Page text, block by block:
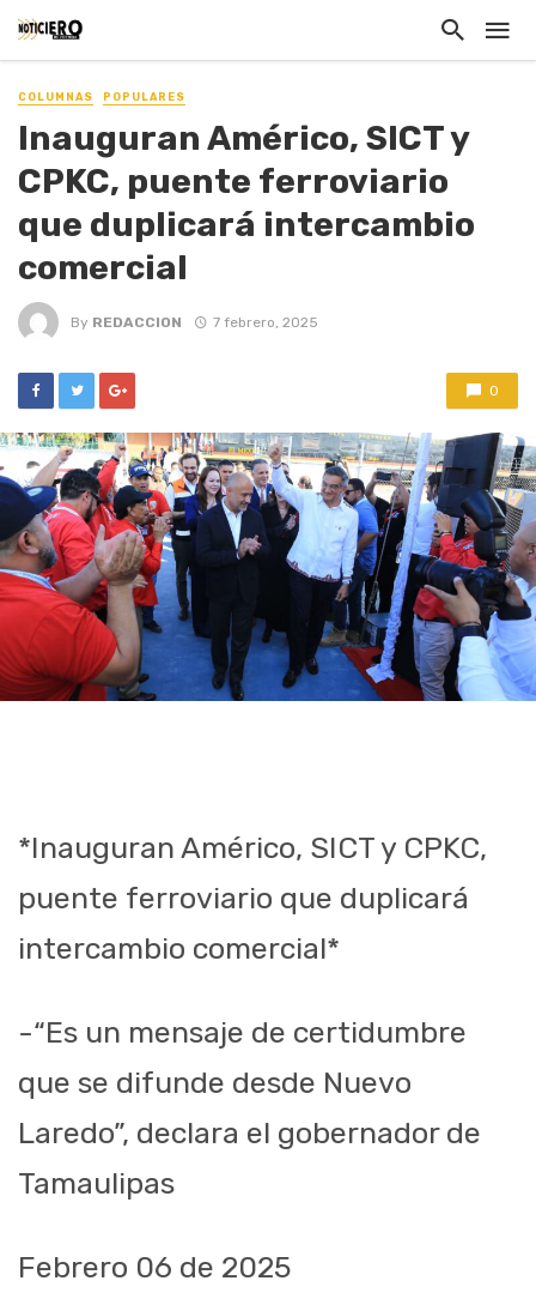
COLUMNAS POPULARES
Inauguran Américo, SICT y
CPKC, puente ferroviario
que duplicará intercambio
comercial
By REDACCION 7 febrero, 2025
0
*Inauguran Américo, SICT y CPKC,
puente ferroviario que duplicará
intercambio comercial*
-“Es un mensaje de certidumbre
que se difunde desde Nuevo
Laredo”, declara el gobernador de
Tamaulipas
Febrero 06 de 2025